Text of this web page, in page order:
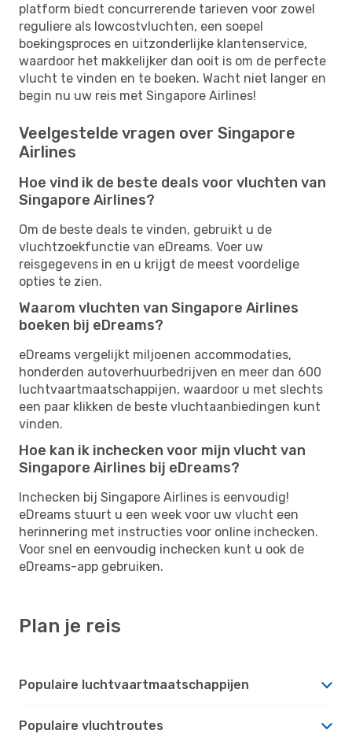
platform biedt concurrerende tarieven voor zowel
reguliere als lowcostvluchten, een soepel
boekingsproces en uitzonderlijke klantenservice,
waardoor het makkelijker dan ooit is om de perfecte
vlucht te vinden en te boeken. Wacht niet langer en
begin nu uw reis met Singapore Airlines!
Veelgestelde vragen over Singapore
Airlines
Hoe vind ik de beste deals voor vluchten van
Singapore Airlines?
Om de beste deals te vinden, gebruikt u de
vluchtzoekfunctie van eDreams. Voer uw
reisgegevens in en u krijgt de meest voordelige
opties te zien.
Waarom vluchten van Singapore Airlines
boeken bij eDreams?
eDreams vergelijkt miljoenen accommodaties,
honderden autoverhuurbedrijven en meer dan 600
luchtvaartmaatschappijen, waardoor u met slechts
een paar klikken de beste vluchtaanbiedingen kunt
vinden.
Hoe kan ik inchecken voor mijn vlucht van
Singapore Airlines bij eDreams?
Inchecken bij Singapore Airlines is eenvoudig!
eDreams stuurt u een week voor uw vlucht een
herinnering met instructies voor online inchecken.
Voor snel en eenvoudig inchecken kunt u ook de
eDreams-app gebruiken.
Plan je reis
Populaire luchtvaartmaatschappijen
Populaire vluchtroutes